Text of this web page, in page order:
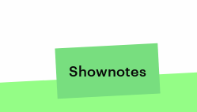
Shownotes